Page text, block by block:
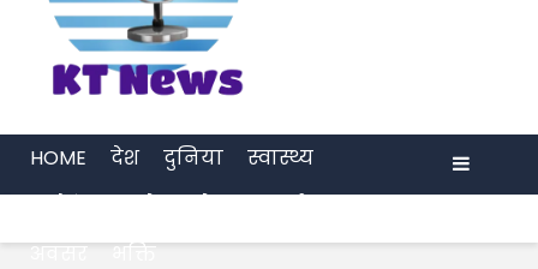
HOME देश दुनिया
स्वास्थ्य
अवसर
भक्ति